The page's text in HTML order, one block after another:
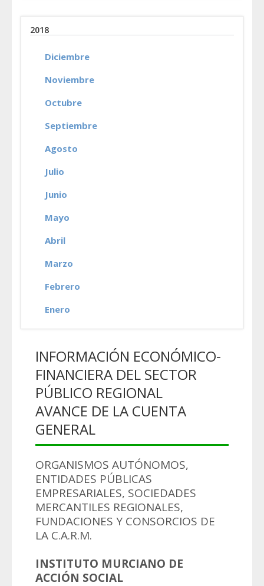
2018
Diciembre
Noviembre
Octubre
Septiembre
Agosto
Julio
Junio
Mayo
Abril
Marzo
Febrero
Enero
INFORMACIÓN ECONÓMICO-
FINANCIERA DEL SECTOR
PÚBLICO REGIONAL
AVANCE DE LA CUENTA
GENERAL
ORGANISMOS AUTÓNOMOS,
ENTIDADES PÚBLICAS
EMPRESARIALES, SOCIEDADES
MERCANTILES REGIONALES,
FUNDACIONES Y CONSORCIOS DE
LA C.A.R.M.
INSTITUTO MURCIANO DE
ACCIÓN SOCIAL